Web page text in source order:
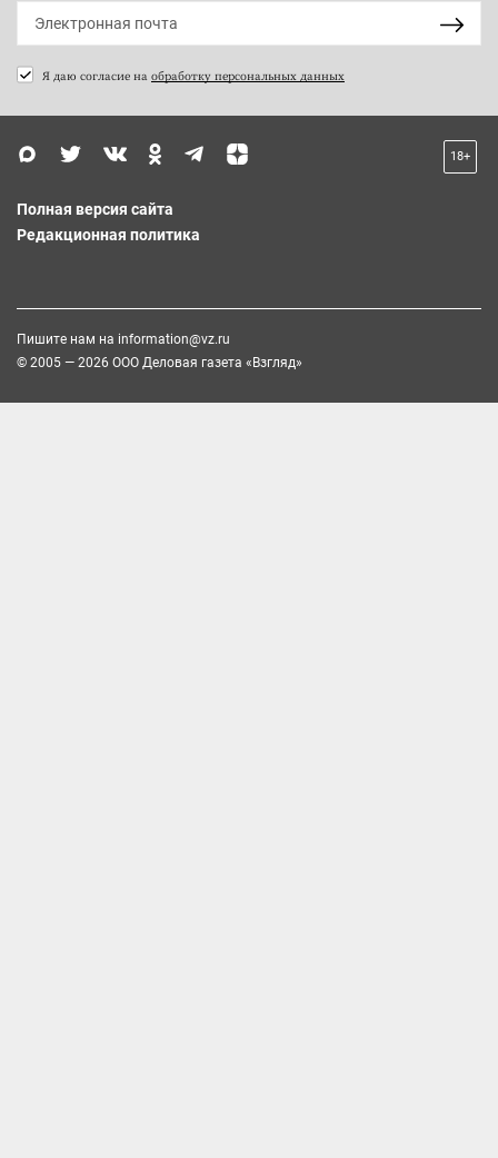
Я даю согласие на обработку персональных данных
18+
Полная версия сайта
Редакционная политика
Пишите нам на information@vz.ru
© 2005 — 2026 ООО Деловая газета «Взгляд»